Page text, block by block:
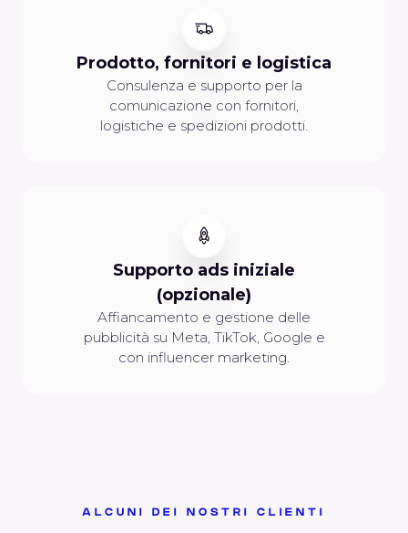
Prodotto, fornitori e logistica
Consulenza e supporto per la
comunicazione con fornitori,
logistiche e spedizioni prodotti.
Supporto ads iniziale
(opzionale)
Affiancamento e gestione delle
pubblicità su Meta, TikTok, Google e
con influencer marketing.
ALCUNI DEI NOSTRI CLIENTI